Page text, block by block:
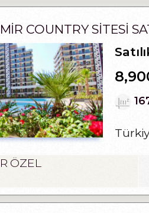
COUNTRY SITESI
ÖZEL